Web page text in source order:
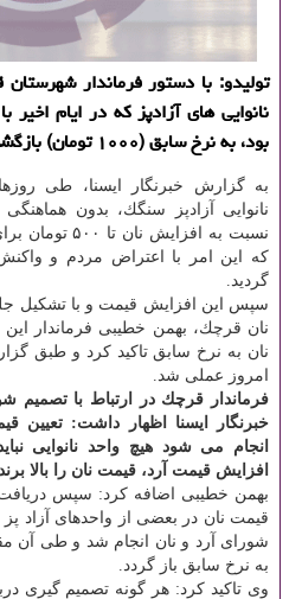
تولیدو: با دستور فرماندار
بود، به نرخ سابق (۱۰۰۰ تومان) بازگشت.
به گزارش خبرنگار ایسنا، طی
نانوایی آزادپز سنگك، بدون
نسبت به افزایش
كه این امر با اعتراض مردم و
گردید.
سپس این افزایش قیمت و با تشكیل
نان قرچك، بهمن خطیبی فرماندار
نان به نرخ سابق تاكید كرد و طبق
امروز عملی شد.
فرماندار قرچك در ارتباط با تصمیم
خبرنگار ایسنا اظهار داشت: تعیین
انجام می شود هیچ واحد نانوایی
افزایش قیمت آرد، قیمت نان را بالا
بهمن خطیبی اضافه كرد: سپس
قیمت نان در بعضی از واحدهای آزاد
شورای آرد و نان انجام شد و طی آن
به نرخ سابق باز گردد.
وی تاكید كرد: هر گونه تصمیم گیری